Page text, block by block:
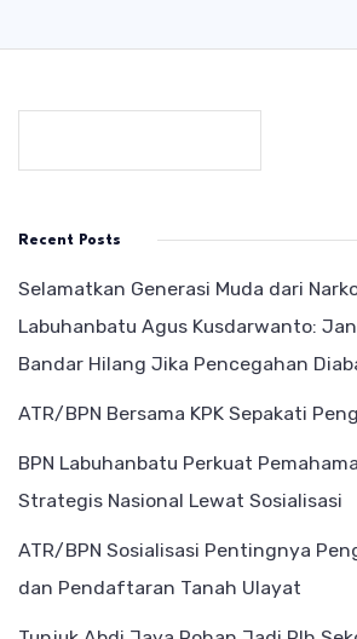
Recent Posts
Selamatkan Generasi Muda dari
Labuhanbatu Agus Kusdarwanto:
Bandar Hilang Jika Pencegahan
ATR/BPN Bersama KPK Sepakati
BPN Labuhanbatu Perkuat
Strategis Nasional Lewat Sosialisasi
ATR/BPN Sosialisasi Pentingnya
dan Pendaftaran Tanah Ulayat